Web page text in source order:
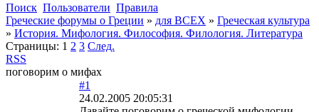
Поиск Пользователи Правила
Греческие форумы о Греции » для ВСЕХ » Греческая культура
» История. Мифология. Философия. Филология. Литература
Страницы: 1 2 3 След.
RSS
поговорим о мифах
#1
24.02.2005 20:05:31